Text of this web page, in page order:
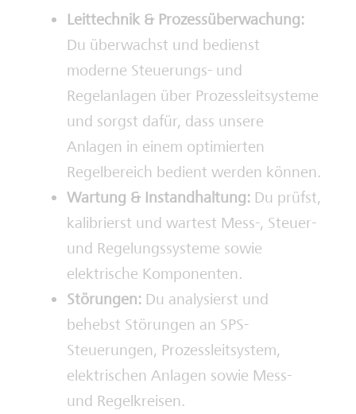
Leittechnik & Prozessüberwachung:
Du überwachst und bedienst
moderne Steuerungs- und
Regelanlagen über Prozessleitsysteme
und sorgst dafür, dass unsere
Anlagen in einem optimierten
Regelbereich bedient werden können.
Wartung & Instandhaltung: Du prüfst,
kalibrierst und wartest Mess-, Steuer-
und Regelungssysteme sowie
elektrische Komponenten.
Störungen: Du analysierst und
behebst Störungen an SPS-
Steuerungen, Prozessleitsystem,
elektrischen Anlagen sowie Mess-
und Regelkreisen.